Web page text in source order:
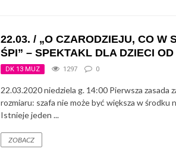
GRUPA
TANIEC
BIODANZA DLA
22.03. / „O CZARODZIEJU, CO W
ŚPI” – SPEKTAKL DLA DZIECI
DK 13 MUZ 1297 0
22.03.2020 niedziela g. 14:00 Pierwsza zasada
rozmiaru: szafa nie może być większa w środku
Istnieje jeden ...
ZOBACZ